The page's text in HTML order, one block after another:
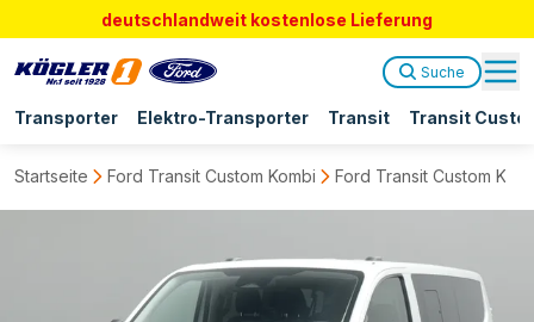
deutschlandweit kostenlose Lieferung
Transporter Elektro-Transporter Transit Transit
Suche
Startseite Ford Transit Custom Kombi Ford Transit Custom